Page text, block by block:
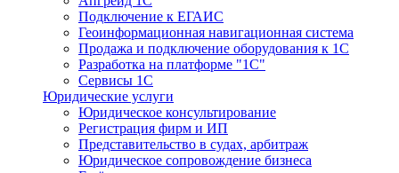
Подключение к ЕГАИС
Геоинформационная навигационная система
Продажа и подключение оборудования к 1С
Разработка на платформе "1С"
Сервисы 1С
Юридические услуги
Юридическое консультирование
Регистрация фирм и ИП
Представительство в судах, арбитраж
Юридическое сопровождение бизнеса